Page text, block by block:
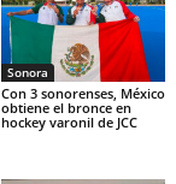
Sonora
Con 3 sonorenses, México
obtiene el bronce en
hockey varonil de JCC